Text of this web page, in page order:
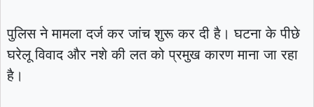
पुलिस ने मामला दर्ज कर जांच शुरू कर दी है। घटना के पीछे
घरेलू विवाद और नशे की लत को प्रमुख कारण माना जा रहा
है।